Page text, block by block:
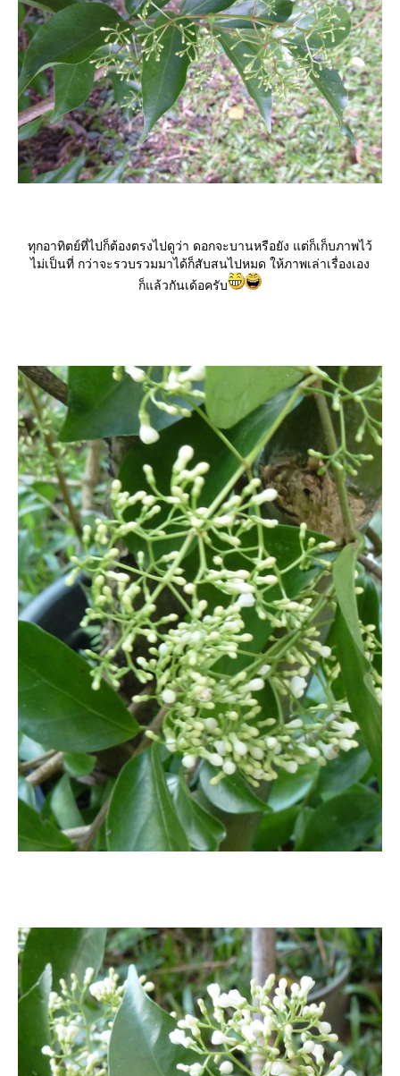
ทุกอาทิตย์ที่ไปก็ต้องตรงไปดูว่า ดอกจะบานหรือยัง แต่ก็เก็บภาพไว้
ไม่เป็นที่ กว่าจะรวบรวมมาได้ก็สับสนไปหมด ให้ภาพเล่าเรื่องเอง
ก็แล้วกันเด้อครับ